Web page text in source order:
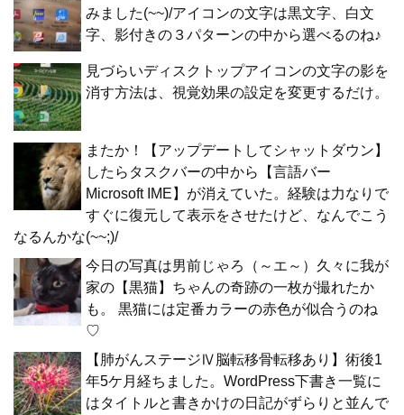
みました(~~)/アイコンの文字は黒文字、白文
字、影付きの３パターンの中から選べるのね♪
見づらいディスクトップアイコンの文字の影を
消す方法は、視覚効果の設定を変更するだけ。
またか！【アップデートしてシャットダウン】
したらタスクバーの中から【言語バー
Microsoft IME】が消えていた。経験は力なりで
すぐに復元して表示をさせたけど、なんでこう
なるんかな(~~;)/
今日の写真は男前じゃろ（～エ～）久々に我が
家の【黒猫】ちゃんの奇跡の一枚が撮れたか
も。 黒猫には定番カラーの赤色が似合うのね
♡
【肺がんステージⅣ脳転移骨転移あり】術後1
年5ケ月経ちました。WordPress下書き一覧に
はタイトルと書きかけの日記がずらりと並んで